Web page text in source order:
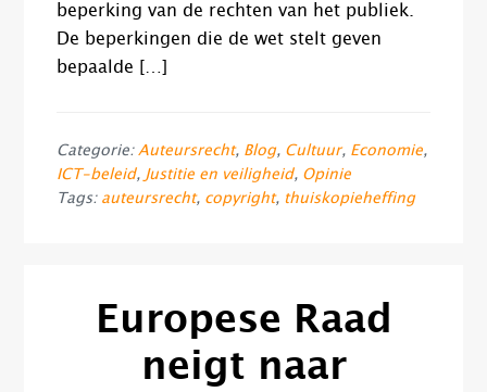
beperking van de rechten van het publiek.
De beperkingen die de wet stelt geven
bepaalde […]
Categorie: Auteursrecht, Blog, Cultuur, Economie,
ICT-beleid, Justitie en veiligheid, Opinie
Tags: auteursrecht, copyright, thuiskopieheffing
Europese Raad
neigt naar